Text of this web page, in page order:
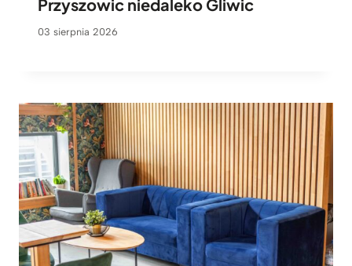
Przyszowic niedaleko Gliwic
03 sierpnia 2026